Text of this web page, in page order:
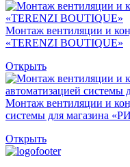
Монтаж вентиляции и
«TERENZI BOUTIQUE»
Открыть
Монтаж вентиляции и
системы для магазина
Открыть